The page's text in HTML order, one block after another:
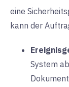
eine
kann der
System